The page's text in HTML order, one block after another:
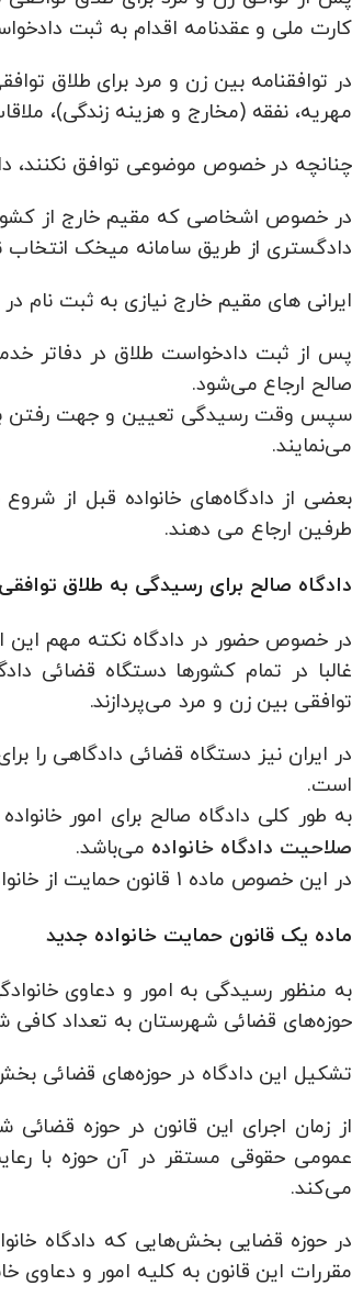
کارت ملی و عقدنامه اقدام به ثبت
در توافقنامه بین زن و مرد برای طلاق
مهریه، نفقه (مخارج و هزینه زندگی)،
چنانچه در خصوص موضوعی توافق نکنند،
در خصوص اشخاصی که مقیم خارج از کشور
دادگستری از طریق سامانه میخک انتخاب
ایرانی های مقیم خارج نیازی به ثبت نام در
پس از ثبت دادخواست طلاق در دفاتر
صالح ارجاع می‌شود.
سپس وقت رسیدگی تعیین و جهت رفتن به
می‌نمایند.
بعضی از دادگاه‌های خانواده قبل از
طرفین ارجاع می دهند.
دادگاه صالح برای رسیدگی به طلاق
در خصوص حضور در دادگاه نکته مهم این
غالبا در تمام کشورها دستگاه قضائی
توافقی بین زن و مرد می‌پردازند.
در ایران نیز دستگاه قضائی دادگاهی را
است.
به طور کلی دادگاه صالح برای امور
صلاحیت دادگاه خانواده می‌باشد.
در این خصوص ماده 1 قانون حمایت از خانواده چنین بیان نموده است:
ماده یک قانون حمایت خانواده جدید
به منظور رسیدگی به امور و دعاوی
حوزه‌های قضائی شهرستان به تعداد کافی
تشکیل این دادگاه در حوزه‌های قضائی
از زمان اجرای این قانون در حوزه
عمومی حقوقی مستقر در آن حوزه با
می‌کند.
در حوزه قضایی بخش‌هایی که دادگاه
مقررات این قانون به کلیه امور و دعاوی